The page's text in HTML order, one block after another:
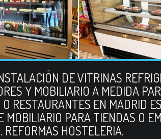
DE VITRINAS
Y MOBILIARIO A MEDIDA
RESTAURANTES EN MADRID
MOBILIARIO PARA TIENDAS O
HOSTELERIA.